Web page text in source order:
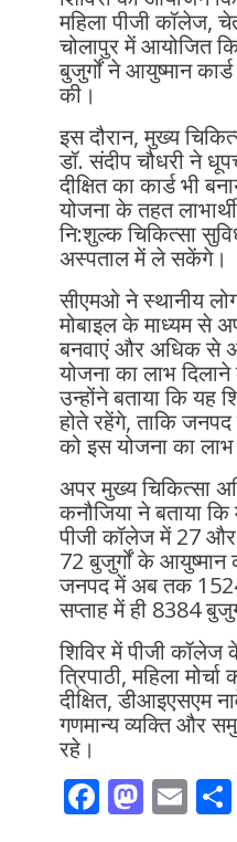
महिला पीजी कॉलेज,
चोलापुर में आयोजित
बुजुर्गों ने आयुष्मान
की।
इस दौरान, मुख्य
डॉ. संदीप चौधरी ने
दीक्षित का कार्ड भी
योजना के तहत
नि:शुल्क चिकित्सा
अस्पताल में ले सकेंगे।
सीएमओ ने स्थानीय
मोबाइल के माध्यम से
बनवाएं और अधिक से
योजना का लाभ
उन्होंने बताया कि यह
होते रहेंगे, ताकि
को इस योजना का
अपर मुख्य चिकित्सा
कनौजिया ने बताया
पीजी कॉलेज में 27 और
72 बुजुर्गों के आयुष्मान
जनपद में अब तक
सप्ताह में ही 8384
शिविर में पीजी कॉलेज
त्रिपाठी, महिला
दीक्षित, डीआइएसएम
गणमान्य व्यक्ति और
रहे।
F M E S